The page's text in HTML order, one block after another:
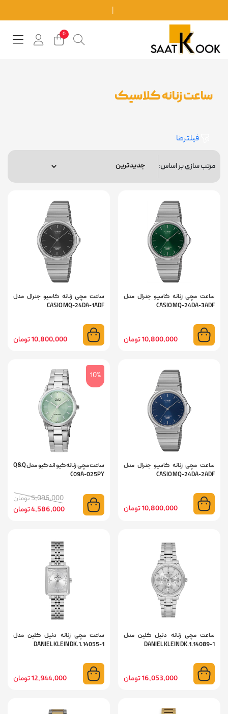
موجودی و قیمت
0
ساعت زنانه کلاسیک
فیلترها
مرتب سازی بر اساس:
ساعت مچی زنانه کاسیو جنرال مدل
CASIO MQ-24DA-3ADF
10,800,000 تومان
ساعت مچی زنانه کاسیو جنرال مدل
CASIO MQ-24DA-1ADF
10,800,000 تومان
ساعت مچی زنانه کاسیو جنرال مدل
CASIO MQ-24DA-2ADF
10,800,000 تومان
10%
ساعت مچی زنانه کیو اند کیو مدل Q&Q
C09A-025PY
5,096,000 تومان
4,586,000 تومان
ساعت مچی زنانه دنیل کلین مدل
DANIEL KLEIN DK.1.14089-1
16,053,000 تومان
ساعت مچی زنانه دنیل کلین مدل
DANIEL KLEIN DK.1.14055-1
12,944,000 تومان